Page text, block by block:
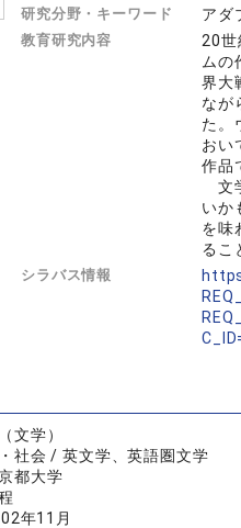
研究分野・キーワード アダ
教育研究内容
20世
ムの
界大
なが
た。
おい
作品
文
いか
を味
るこ
シラバス情報
文学）
社会 / 英文学、英語圏文学
都大学
年11月